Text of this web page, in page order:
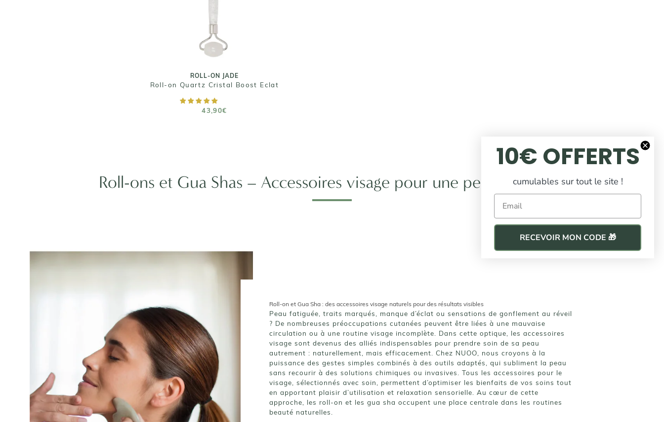
Roll-ons et Gua Shas – Accessoires visage pour une peau éclatante
Roll-on et Gua Sha : des accessoires visage naturels pour des résultats visibles
Peau fatiguée, traits marqués, manque d’éclat ou sensations de gonflement au réveil
? De nombreuses préoccupations cutanées peuvent être liées à une mauvaise
circulation ou à une routine visage incomplète. Dans cette optique, les accessoires
visage sont devenus des alliés indispensables pour prendre soin de sa peau
autrement : naturellement, mais efficacement. Chez NUOO, nous croyons à la
puissance des gestes simples combinés à des outils adaptés, qui subliment la peau
sans recourir à des solutions chimiques ou invasives.Tous les accessoires pour le
visage , sélectionnés avec soin, permettent d’optimiser les bienfaits de vos soins tout
en apportant plaisir d’utilisation et relaxation sensorielle. Au cœur de cette
approche, les roll-on et les gua sha occupent une place centrale dans les routines
beauté naturelles.
ROLL-ON JADE
Roll-on Quartz Cristal Boost Eclat
43,90€
43,90€
AJOUTER AU PANIER
10€ OFFERTS
cumulables sur tout le site !
Email
RECEVOIR MON CODE 🎁